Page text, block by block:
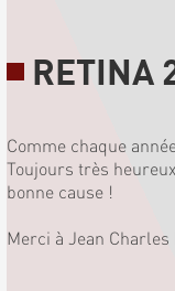
RETINA
Comme chaque
Toujours très
bonne cause !
Merci à Jean